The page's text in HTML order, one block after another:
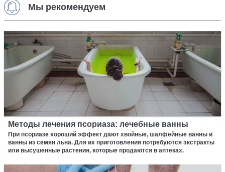
Мы рекомендуем
Методы лечения псориаза: лечебные ванны
При псориазе хороший эффект дают хвойные, шалфейные ванны и
ванны из семян льна. Для их приготовления потребуются экстракты
или высушенные растения, которые продаются в аптеках.